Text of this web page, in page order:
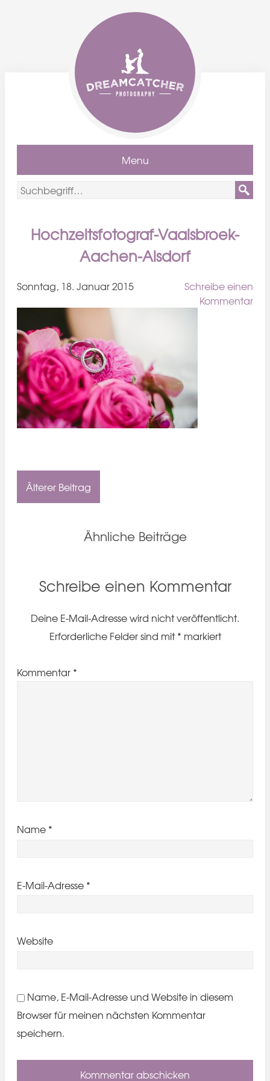
Menu
Hochzeitsfotograf-Vaalsbroek-
Aachen-Alsdorf
Sonntag, 18. Januar 2015
Schreibe einen
Kommentar
Älterer Beitrag
Ähnliche Beiträge
Schreibe einen Kommentar
Deine E-Mail-Adresse wird nicht veröffentlicht.
Erforderliche Felder sind mit* markiert
Kommentar *
Name *
E-Mail-Adresse *
Website
Name, E-Mail-Adresse und Website in diesem
Browser für meinen nächsten Kommentar
speichern.